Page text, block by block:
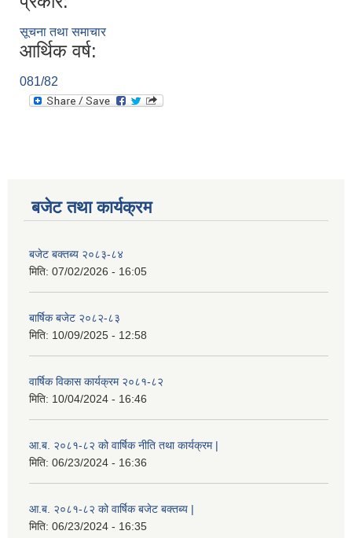
सूचना तथा समाचार
आर्थिक वर्ष:
081/82
बजेट तथा कार्यक्रम
बजेट बक्तब्य २०८३-८४
मिति: 07/02/2026 - 16:05
बार्षिक बजेट २०८२-८३
मिति: 10/09/2025 - 12:58
वार्षिक विकास कार्यक्रम २०८१-८२
मिति: 10/04/2024 - 16:46
आ.ब. २०८१-८२ को वार्षिक नीति तथा कार्यक्रम |
मिति: 06/23/2024 - 16:36
आ.ब. २०८१-८२ को वार्षिक बजेट बक्तब्य |
मिति: 06/23/2024 - 16:35